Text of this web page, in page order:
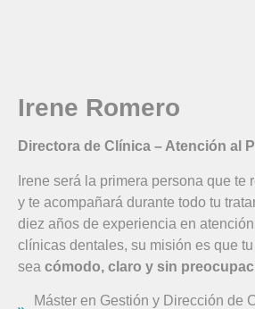
Irene Romero
Directora de Clínica – Atención al
Irene será la primera persona que te
y te acompañará durante todo tu
diez años de experiencia en
clínicas dentales, su misión es que
sea cómodo, claro y sin
Máster en Gestión y Dirección de